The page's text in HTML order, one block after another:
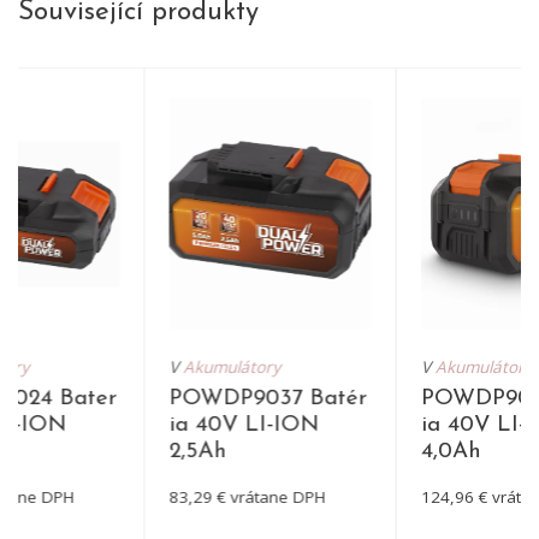
Související produkty
Bater
ION
DPH
VAkumulátory
POWDP9037 Batér
ia 40V LI-ION
2,5Ah
83,29 € vrátane DPH
VAkumulátory
ia 40V LI-
4,0Ah
124,96 €